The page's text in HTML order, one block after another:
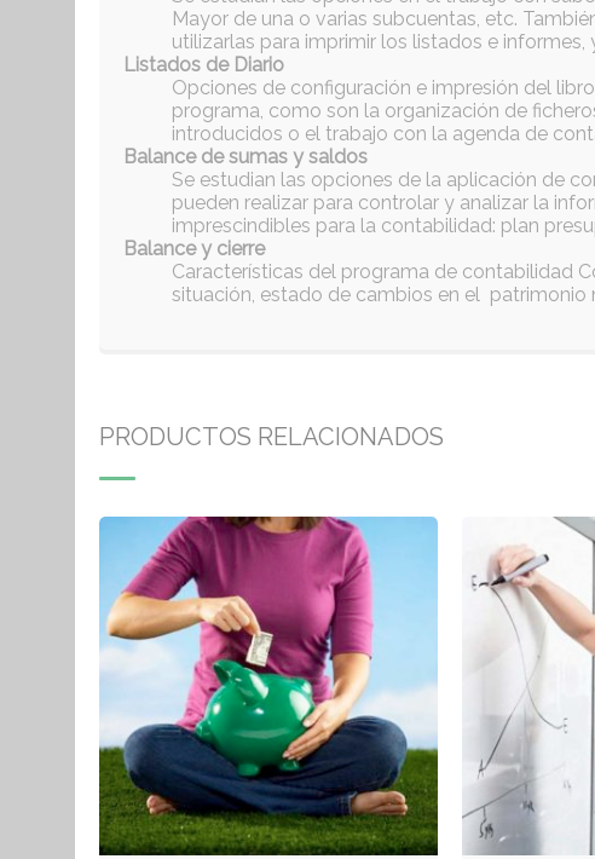
Mayor de una o varias subcuentas, etc.
utilizarlas para imprimir los listados e
Listados de Diario
Opciones de configuración e impresión del
programa, como son la organización de
introducidos o el trabajo con la agenda de
Balance de sumas y saldos
Se estudian las opciones de la aplicación de
pueden realizar para controlar y analizar la
imprescindibles para la contabilidad: plan
Balance y cierre
Características del programa de contabilidad
situación, estado de cambios en el patrimonio
PRODUCTOS RELACIONADOS